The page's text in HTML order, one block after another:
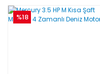
%18